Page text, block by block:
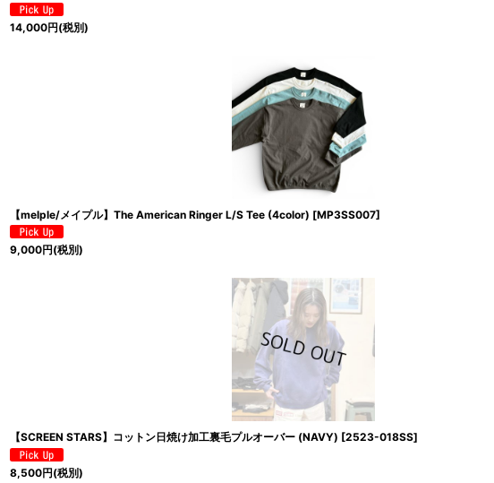
14,000円(税別)
【melple/メイプル】The American Ringer L/S Tee (4color) [MP3SS007]
9,000円(税別)
【SCREEN STARS】コットン日焼け加工裏毛プルオーバー (NAVY) [2523-018SS]
8,500円(税別)